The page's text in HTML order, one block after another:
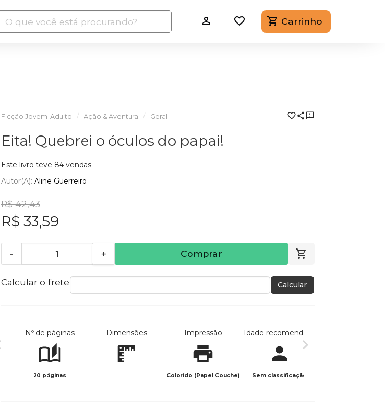
Carrinho
Ficção Jovem-Adulto Ação & Aventura Geral
Eita! Quebrei o óculos do papai!
Este livro teve 84 vendas
Autor(a): Aline Guerreiro
R$ 42,43
R$ 33,59
- + Comprar
Calcular o frete Calcular
Nº de páginas
20 páginas
Dimensões Impressão
Colorido (Papel Couche)
Idade recomendada
Sem classificação